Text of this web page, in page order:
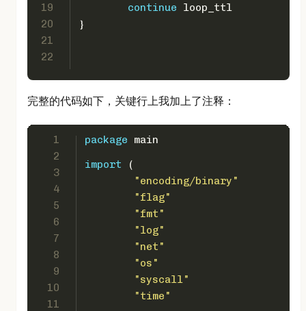
19
20
21
22
continue loop_ttl
}
完整的代码如下，关键行上我加上了注释：
1
2
3
4
5
6
7
8
9
10
11
package main
import (
"encoding/binary"
"flag"
"fmt"
"log"
"net"
"os"
"syscall"
"time"